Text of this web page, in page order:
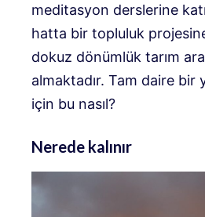
meditasyon derslerine
hatta bir topluluk
dokuz dönümlük tarım
almaktadır. Tam daire bir
için bu nasıl?
Nerede kalınır